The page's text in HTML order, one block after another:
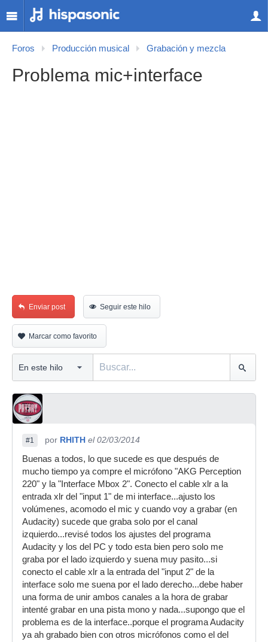
Foros Producción musical Grabación y mezcla
Problema mic+interface
Enviar post Seguir este hilo
Marcar como favorito
#1 por RHITH el 02/03/2014
Buenas a todos, lo que sucede es que después de
mucho tiempo ya compre el micrófono "AKG Perception
220" y la "Interface Mbox 2". Conecto el cable xlr a la
entrada xlr del "input 1" de mi interface...ajusto los
volúmenes, acomodo el mic y cuando voy a grabar (en
Audacity) sucede que graba solo por el canal
izquierdo...revisé todos los ajustes del programa
Audacity y los del PC y todo esta bien pero solo me
graba por el lado izquierdo y suena muy pasito...si
conecto el cable xlr a la entrada del "input 2" de la
interface solo me suena por el lado derecho...debe haber
una forma de unir ambos canales a la hora de grabar
intenté grabar en una pista mono y nada...supongo que el
problema es de la interface..porque el programa Audacity
ya ah grabado bien con otros micrófonos como el del